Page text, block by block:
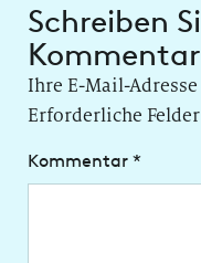
Schreiben
Kommentar
Ihre E-Mail-
Erforderliche
Kommentar *